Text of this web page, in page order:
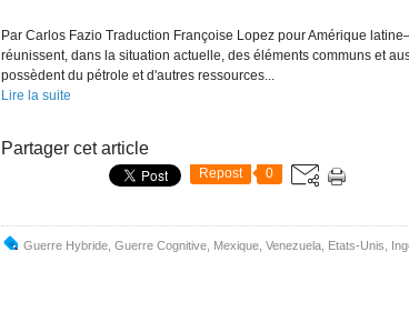
Par Carlos Fazio Traduction Françoise Lopez pour Amérique
réunissent, dans la situation actuelle, des éléments communs et
possèdent du pétrole et d'autres ressources...
Lire la suite
Partager cet article
Repost 0
Guerre Hybride Guerre Cognitive Mexique Venezuela Etats-Unis